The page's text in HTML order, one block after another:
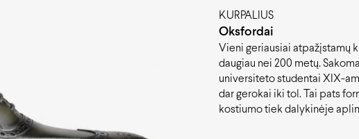
KURPALIUS
Oksfordai
Vieni geriausiai atpažįstamų
daugiau nei 200 metų.
universiteto studentai XIX-
dar gerokai iki tol. Tai pats
kostiumo tiek dalykinėje